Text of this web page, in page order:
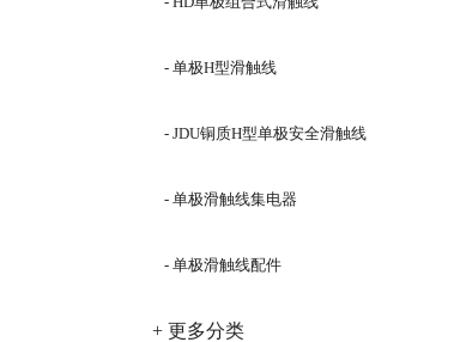
- 单极H型滑触线
- JDU铜质H型单极安全滑触线
- 单极滑触线集电器
- 单极滑触线配件
+ 更多分类